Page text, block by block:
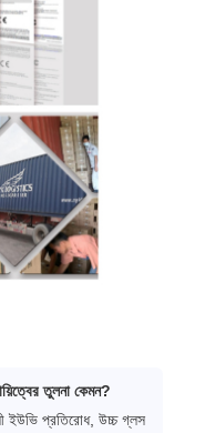
তুলনা কেমন?
ইউভি প্রতিরোধ, উচ্চ গ্লস